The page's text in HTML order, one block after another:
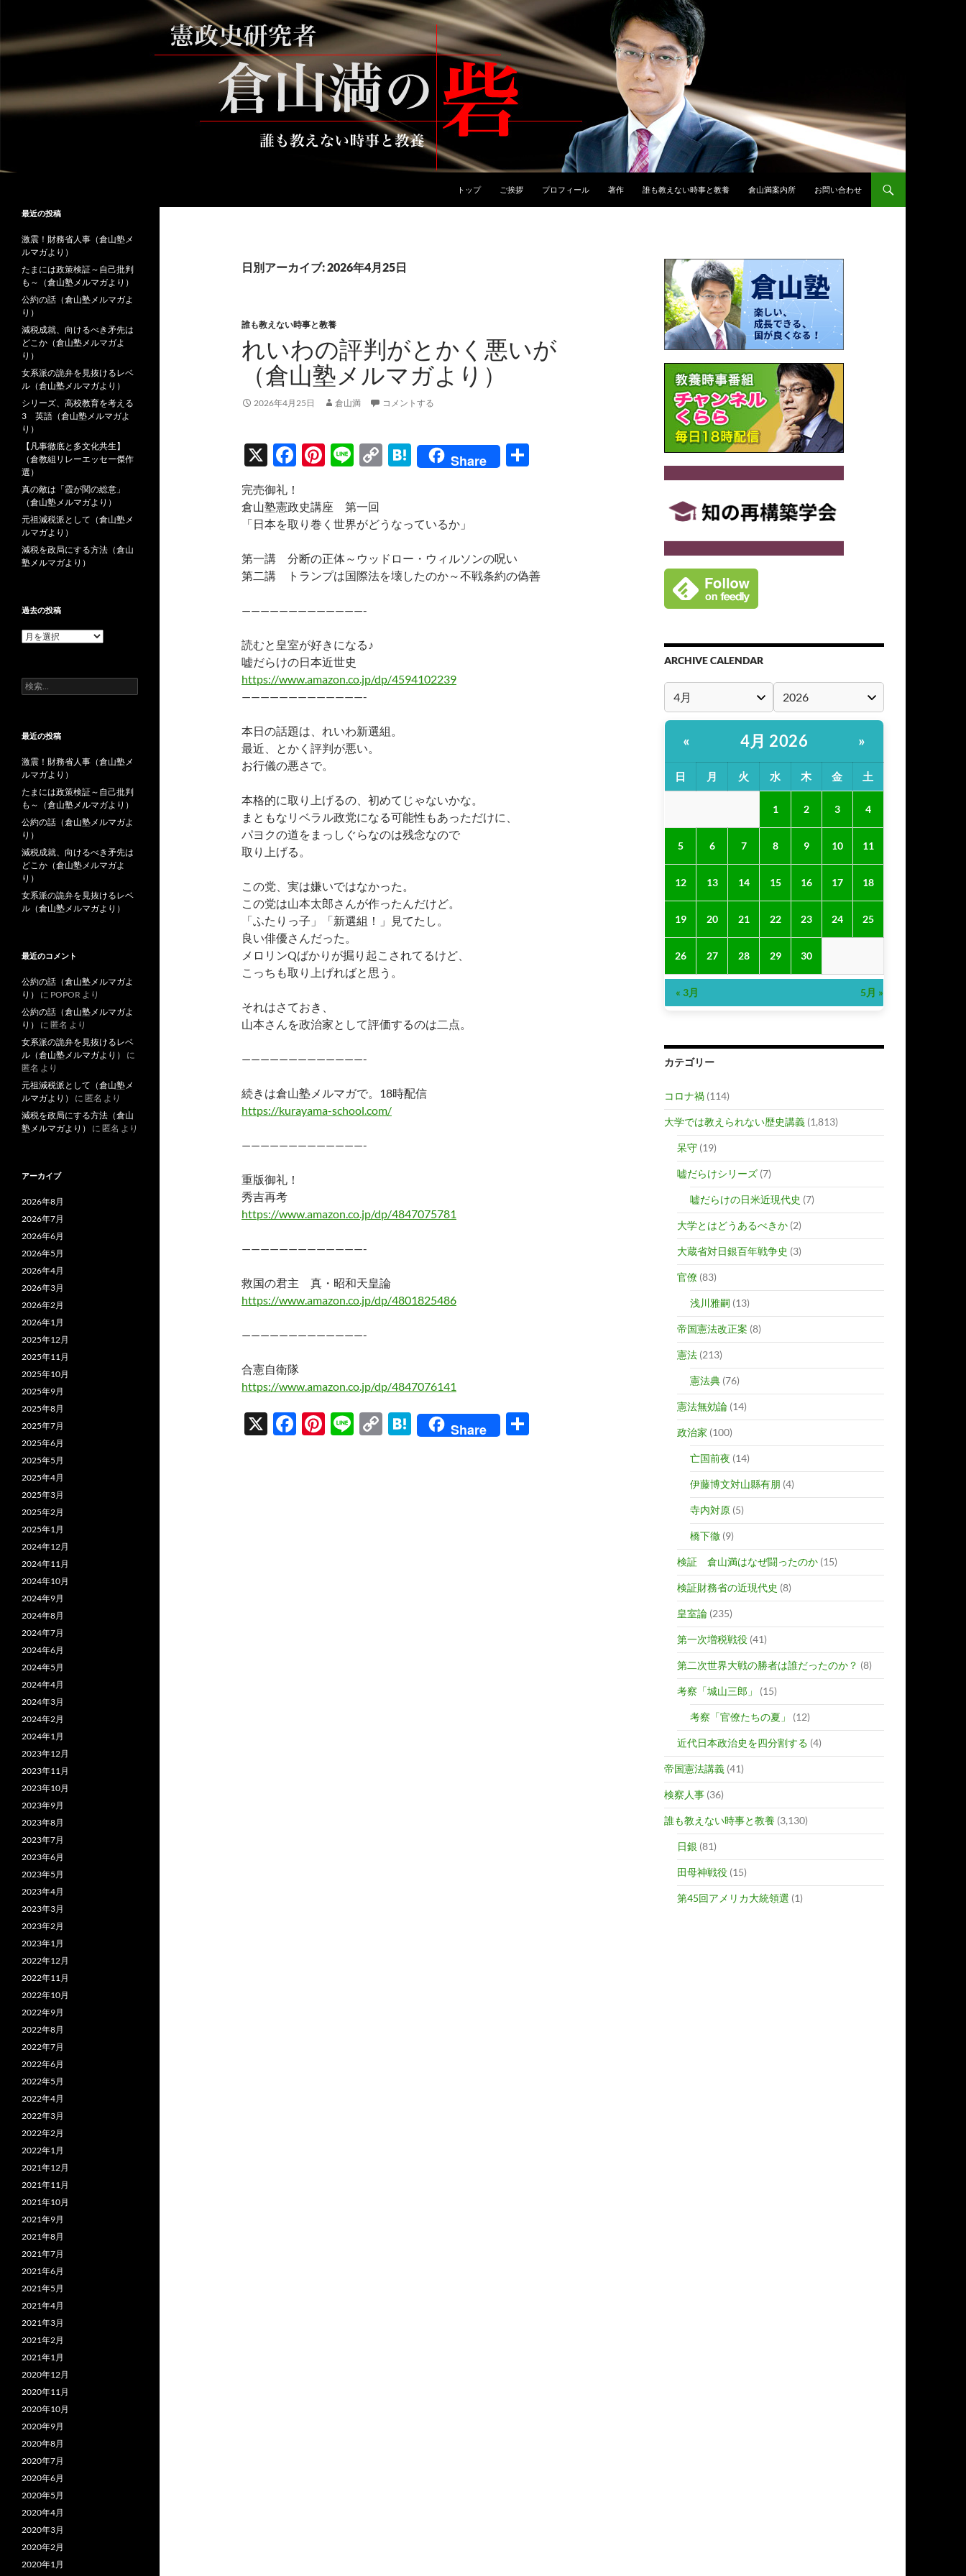
テ
ン
へ
ス
トップ ご挨拶 プロフィール 著作 誰も教えない時事と教養 倉山満案内所 お問い合わせ
日別アーカイブ: 2026年4月25日
誰も教えない時事と教養
れいわの評判がとかく悪いが
（倉山塾メルマガより）
2026年4月25日 倉山満 コメントする
X
F
e
b
o
o
Pi
er
es
t
Li
e
C
y
Li
n
H
at
n
Share
完売御礼！
倉山塾憲政史講座 第一回
「日本を取り巻く世界がどうなっているか」
第一講 分断の正体～ウッドロー・ウィルソンの呪い
第二講 トランプは国際法を壊したのか～不戦条約の偽善
—————————————-
読むと皇室が好きになる♪
嘘だらけの日本近世史
https://www.amazon.co.jp/dp/4594102239
—————————————-
本日の話題は、れいわ新選組。
最近、とかく評判が悪い。
お行儀の悪さで。
本格的に取り上げるの、初めてじゃないかな。
まともなリベラル政党になる可能性もあっただけに、
パヨクの道をまっしぐらなのは残念なので
取り上げる。
この党、実は嫌いではなかった。
この党は山本太郎さんが作ったんだけど。
「ふたりっ子」「新選組！」見てたし。
良い俳優さんだった。
メロリンQばかりが掘り起こされてるけど、
こっちも取り上げればと思う。
それはさておき、
山本さんを政治家として評価するのは二点。
—————————————-
続きは倉山塾メルマガで。18時配信
https://kurayama-school.com/
—————————————-
重版御礼！
秀吉再考
https://www.amazon.co.jp/dp/4847075781
—————————————-
救国の君主 真・昭和天皇論
https://www.amazon.co.jp/dp/4801825486
—————————————-
合憲自衛隊
https://www.amazon.co.jp/dp/4847076141
X
F
Pi Li
C
H
at
Share
ARCHIVE CALENDAR
« 4月 2026 »
日 月 火 水 木 金 土
1 2 3 4
5 6 7 8 9 10 11
12 13 14 15 16 17 18
19 20 21 22 23 24 25
26 27 28 29 30
« 3月 5月 »
カテゴリー
コロナ禍 (114)
大学では教えられない歴史講義 (1,813)
呆守 (19)
嘘だらけシリーズ (7)
嘘だらけの日米近現代史 (7)
大学とはどうあるべきか (2)
大蔵省対日銀百年戦争史 (3)
官僚 (83)
浅川雅嗣 (13)
帝国憲法改正案 (8)
憲法 (213)
憲法典 (76)
憲法無効論 (14)
政治家 (100)
亡国前夜 (14)
伊藤博文対山縣有朋 (4)
寺内対原 (5)
橋下徹 (9)
検証 倉山満はなぜ闘ったのか (15)
検証財務省の近現代史 (8)
皇室論 (235)
第一次増税戦役 (41)
第二次世界大戦の勝者は誰だったのか？ (8)
考察「城山三郎」 (15)
考察「官僚たちの夏」 (12)
近代日本政治史を四分割する (4)
帝国憲法講義 (41)
検察人事 (36)
誰も教えない時事と教養 (3,130)
日銀 (81)
田母神戦役 (15)
第45回アメリカ大統領選 (1)
倉山満の砦～誰も教えない時事と教
最近の投稿
激震！財務省人事（倉山塾メ
ルマガより）
たまには政策検証～自己批判
も～（倉山塾メルマガより）
公約の話（倉山塾メルマガよ
り）
減税成就、向けるべき矛先は
どこか（倉山塾メルマガよ
り）
女系派の詭弁を見抜けるレベ
ル（倉山塾メルマガより）
シリーズ、高校教育を考える
3 英語（倉山塾メルマガよ
り）
【凡事徹底と多文化共生】
（倉教組リレーエッセー傑作
選）
真の敵は「霞が関の総意」
（倉山塾メルマガより）
元祖減税派として（倉山塾メ
ルマガより）
減税を政局にする方法（倉山
塾メルマガより）
過去の投稿
過
稿
検
索:
最近の投稿
激震！財務省人事（倉山塾メ
ルマガより）
たまには政策検証～自己批判
も～（倉山塾メルマガより）
公約の話（倉山塾メルマガよ
り）
減税成就、向けるべき矛先は
どこか（倉山塾メルマガよ
り）
女系派の詭弁を見抜けるレベ
ル（倉山塾メルマガより）
最近のコメント
公約の話（倉山塾メルマガよ
り）
に POPOR より
公約の話（倉山塾メルマガよ
り）
に 匿名 より
女系派の詭弁を見抜けるレベ
ル（倉山塾メルマガより）
に
匿名 より
元祖減税派として（倉山塾メ
ルマガより）
に 匿名 より
減税を政局にする方法（倉山
塾メルマガより）
に 匿名 より
アーカイブ
2026年8月
2026年7月
2026年6月
2026年5月
2026年4月
2026年3月
2026年2月
2026年1月
2025年12月
2025年11月
2025年10月
2025年9月
2025年8月
2025年7月
2025年6月
2025年5月
2025年4月
2025年3月
2025年2月
2025年1月
2024年12月
2024年11月
2024年10月
2024年9月
2024年8月
2024年7月
2024年6月
2024年5月
2024年4月
2024年3月
2024年2月
2024年1月
2023年12月
2023年11月
2023年10月
2023年9月
2023年8月
2023年7月
2023年6月
2023年5月
2023年4月
2023年3月
2023年2月
2023年1月
2022年12月
2022年11月
2022年10月
2022年9月
2022年8月
2022年7月
2022年6月
2022年5月
2022年4月
2022年3月
2022年2月
2022年1月
2021年12月
2021年11月
2021年10月
2021年9月
2021年8月
2021年7月
2021年6月
2021年5月
2021年4月
2021年3月
2021年2月
2021年1月
2020年12月
2020年11月
2020年10月
2020年9月
2020年8月
2020年7月
2020年6月
2020年5月
2020年4月
2020年3月
2020年2月
2020年1月